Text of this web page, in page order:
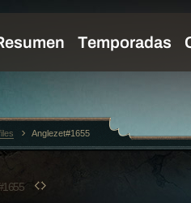
Anglezet#1655